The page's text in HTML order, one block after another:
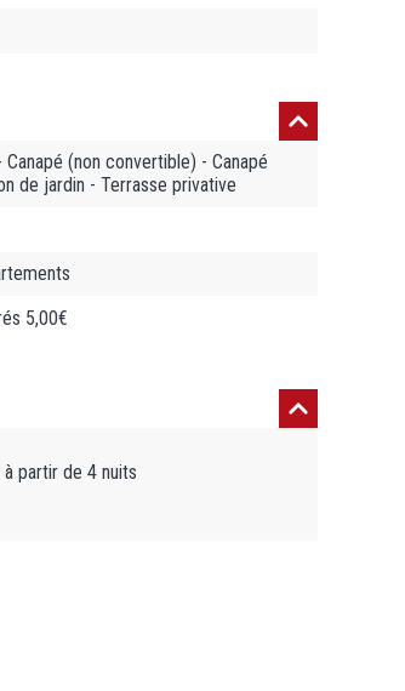
(non convertible) - Canapé
de jardin - Terrasse privative
5,00€
partir de 4 nuits